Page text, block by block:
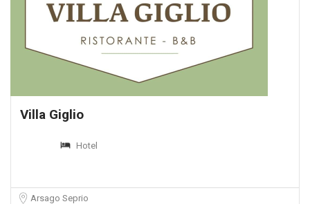
Villa Giglio
Hotel
Arsago Seprio